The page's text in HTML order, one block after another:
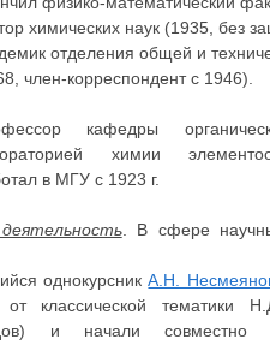
химических наук (1935, без
отделения общей и
член-корреспондент с 1946).
кафедры
химии
в МГУ с 1923 г.
. В сфере
однокурсникА.Н.
классической тематики
и начали